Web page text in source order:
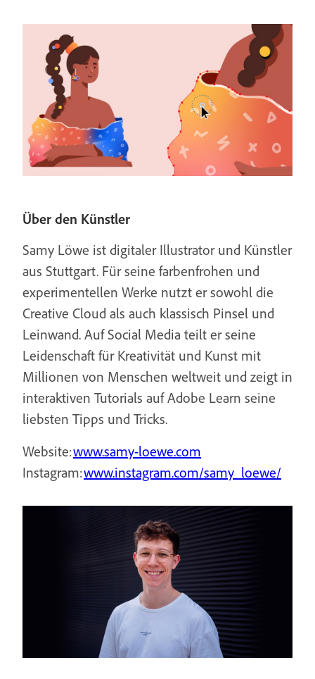
Über den Künstler
Samy Löwe ist digitaler Illustrator und Künstler
aus Stuttgart. Für seine farbenfrohen und
experimentellen Werke nutzt er sowohl die
Creative Cloud als auch klassisch Pinsel und
Leinwand. Auf Social Media teilt er seine
Leidenschaft für Kreativität und Kunst mit
Millionen von Menschen weltweit und zeigt in
interaktiven Tutorials auf Adobe Learn seine
liebsten Tipps und Tricks.
Website:www.samy-loewe.com
Instagram:www.instagram.com/samy_loewe/